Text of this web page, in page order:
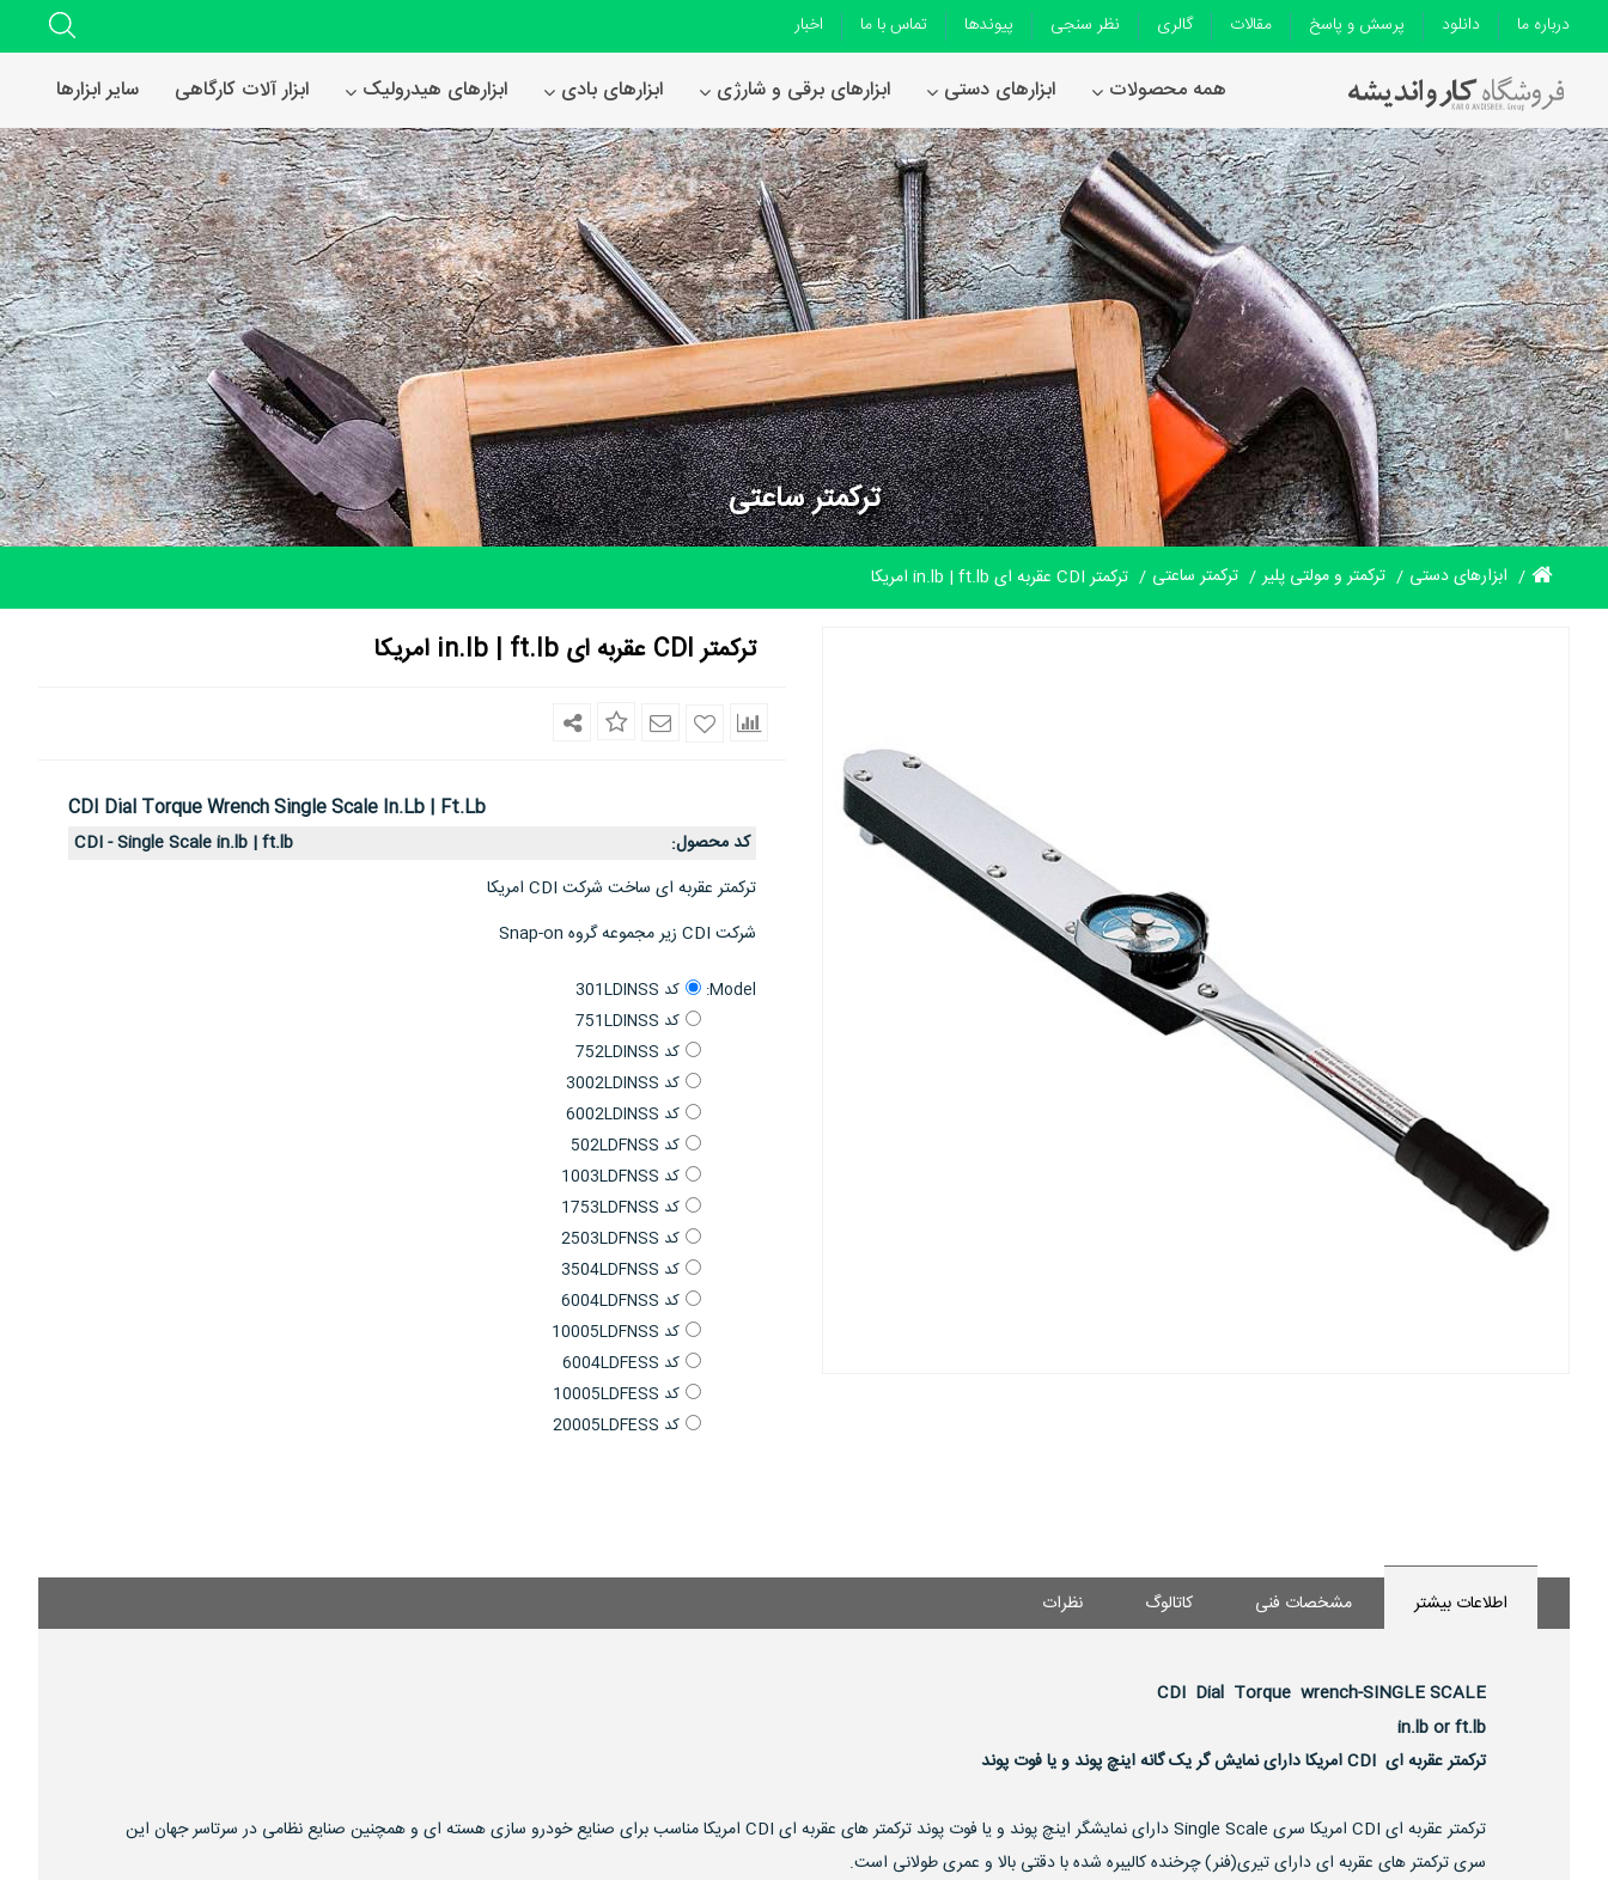
همه محصولات ابزارهای دستی ابزارهای برقی و شارژی ابزارهای بادی ابزارهای هیدرولیک ابزار آلات کارگاهی سایر ابزارها
درباره ما دانلود پرسش و پاسخ مقالات گالری نظر سنجی پیوندها تماس با ما اخبار
ترکمتر ساعتی
ابزارهای دستی ترکمتر و مولتی پلیر ترکمتر ساعتی ترکمتر CDI عقربه ای in.lb | ft.lb امریکا
ترکمتر CDI عقربه ای in.lb | ft.lb امریکا
CDI Dial Torque Wrench Single Scale In.lb | Ft.lb
کد محصول:
CDI - Single Scale in.lb | ft.lb
ترکمتر عقربه ای ساخت شرکت CDI امریکا
شرکت CDI زیر مجموعه گروه Snap-on
Model:
کد 301LDINSS
کد 751LDINSS
کد 752LDINSS
کد 3002LDINSS
کد 6002LDINSS
کد 502LDFNSS
کد 1003LDFNSS
کد 1753LDFNSS
کد 2503LDFNSS
کد 3504LDFNSS
کد 6004LDFNSS
کد 10005LDFNSS
کد 6004LDFESS
کد 10005LDFESS
کد 20005LDFESS
اطلاعات بیشتر مشخصات فنی کاتالوگ نظرات
CDI Dial Torque wrench-SINGLE SCALE
in.lb or ft.lb
ترکمتر عقربه ای CDI امریکا دارای نمایش گر یک گانه اینچ پوند و یا فوت پوند
ترکمتر عقربه ای CDI امریکا سری Single Scale دارای نمایشگر اینچ پوند و یا فوت پوند ترکمتر های عقربه ای CDI امریکا مناسب برای صنایع خودرو سازی هسته ای و همچنین صنایع نظامی در سرتاسر جهان این
سری ترکمتر های عقربه ای دارای تیری(فنر) چرخنده کالیبره شده با دقتی بالا و عمری طولانی است.